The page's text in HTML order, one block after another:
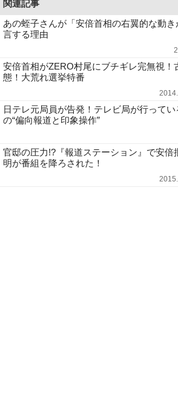
関連記事
あの蛭子さんが「安倍首相の右翼的な動
言する理由
安倍首相がZERO村尾にブチギレ完無視！
態！大荒れ選挙特番
日テレ元局員が告発！テレビ局が行って
の“偏向報道と印象操作”
官邸の圧力!?『報道ステーション』で安倍
明が番組を降ろされた！